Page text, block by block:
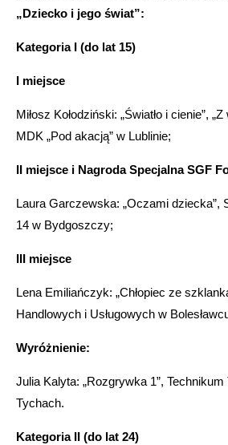
„Dziecko i jego świat”:
Kategoria I (do lat 15)
I miejsce
Miłosz Kołodziński: „Światło i cienie”,
MDK „Pod akacją” w Lublinie;
II miejsce i Nagroda Specjalna SGF
Laura Garczewska: „Oczami dziecka”,
14 w Bydgoszczy;
III miejsce
Lena Emiliańczyk: „Chłopiec ze
Handlowych i Usługowych w
Wyróżnienie:
Julia Kalyta: „Rozgrywka 1”,
Tychach.
Kategoria II (do lat 24)